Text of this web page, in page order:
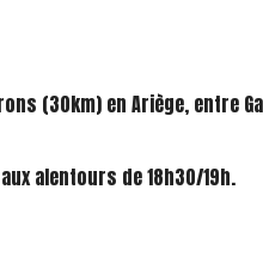
(30km) en Ariège, entre
alentours de 18h30/19h.